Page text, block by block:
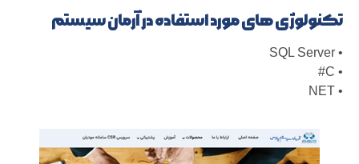
تکنولوژی های مورد استفاده در آرمان سیستم
• SQL Server
• C#
• NET